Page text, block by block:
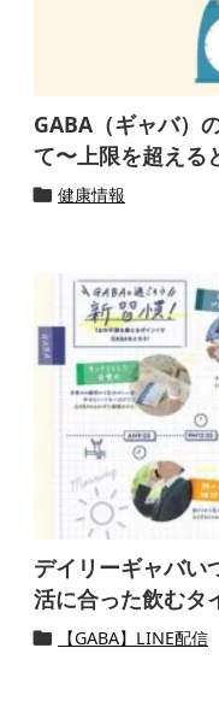
GABA（ギャバ）
て〜上限を超える
 健康情報
デイリーギャバい
活に合った飲むタ
 【GABA】LINE配信